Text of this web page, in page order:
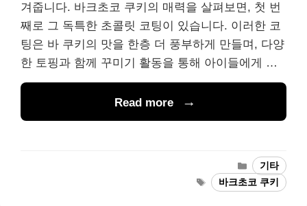
겨줍니다. 바크초코 쿠키의 매력을 살펴보면, 첫 번
째로 그 독특한 초콜릿 코팅이 있습니다. 이러한 코
팅은 바 쿠키의 맛을 한층 더 풍부하게 만들며, 다양
한 토핑과 함께 꾸미기 활동을 통해 아이들에게 …
Read more
Categories
기타
Tags바크초코 쿠키